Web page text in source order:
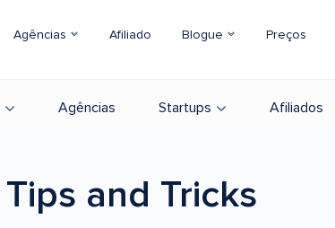
Agências Afiliado Blogue Preços
Agências Startups Afiliados
Tips and Tricks